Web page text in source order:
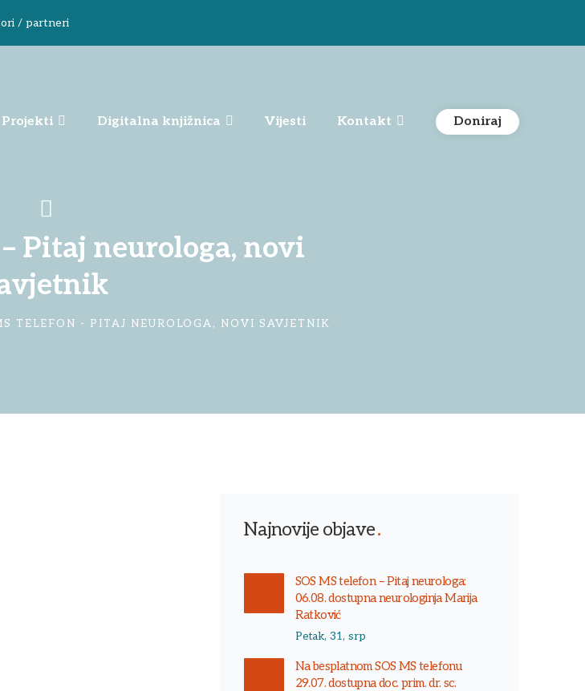
/ partneri
Projekti Digitalna knjižnica Vijesti Kontakt Doniraj
Pitaj neurologa, novi
TELEFON - PITAJ NEUROLOGA, NOVI SAVJETNIK
Najnovije objave
SOS MS telefon – Pitaj neurologa:
06.08. dostupna neurologinja Marija
Ratković
Petak, 31, srp
Na besplatnom SOS MS telefonu
29.07. dostupna doc. prim. dr. sc.